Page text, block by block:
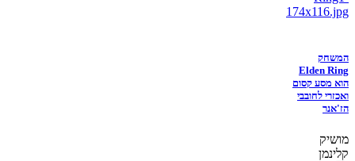
המשחק
Elden Ring
הוא מסע קסום
ואכזרי לחובבי
הז'אנר
מושיק
קלינמן